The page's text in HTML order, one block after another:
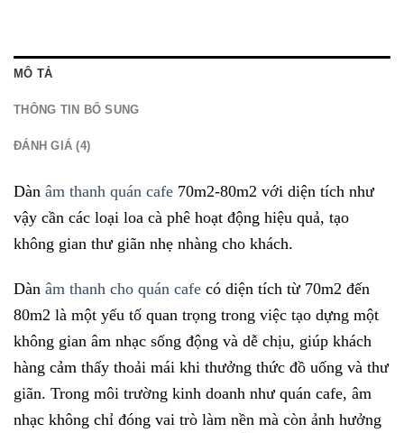
MÔ TẢ
THÔNG TIN BỔ SUNG
ĐÁNH GIÁ (4)
Dàn âm thanh quán cafe 70m2-80m2 với diện tích như
vậy cần các loại loa cà phê hoạt động hiệu quả, tạo
không gian thư giãn nhẹ nhàng cho khách.
Dàn âm thanh cho quán cafe có diện tích từ 70m2 đến
80m2 là một yếu tố quan trọng trong việc tạo dựng một
không gian âm nhạc sống động và dễ chịu, giúp khách
hàng cảm thấy thoải mái khi thưởng thức đồ uống và thư
giãn. Trong môi trường kinh doanh như quán cafe, âm
nhạc không chỉ đóng vai trò làm nền mà còn ảnh hưởng